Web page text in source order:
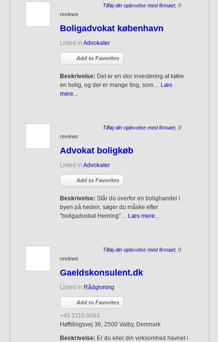
Tilføj din oplevelse med firmaet, 0
reviews
Boligadvokat københavn
Listed in Advokater
Add to Favorites
Beskrivelse: Det er en stor investering at købe
en bolig, og der er mange ting, som… Læs
mere...
Tilføj din oplevelse med firmaet, 0
reviews
Advokat boligkøb
Listed in Advokater
Add to Favorites
Beskrivelse: Står du overfor en bolighandel i
byen på heden, søger du måske efter
”boligadvokat Herning”… Læs mere...
Tilføj din oplevelse med firmaet, 0
reviews
Gaeldskonsulent.dk
Listed in Rådgivning
Add to Favorites
+45 3110 0083
Høffdingsvej 36, 2500 Valby, Denmark
Beskrivelse: Er du eller din virksomhed havnet i